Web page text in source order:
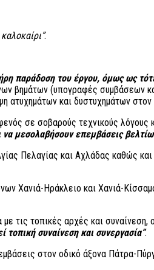
.
παράδοση του έργου, όμως ως
βημάτων (υπογραφές συμβάσεων
ατυχημάτων και δυστυχημάτων
σε σοβαρούς τεχνικούς
μεσολαβήσουν επεμβάσεις
Πελαγίας και Αχλάδας καθώς και
Χανιά-Ηράκλειο και Χανιά-
τις τοπικές αρχές και
τοπική συναίνεση και συνεργασία”.
στον οδικό άξονα Πάτρα-